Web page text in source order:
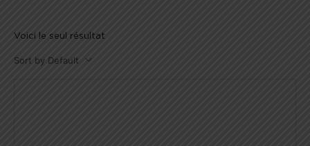
Voici le seul résultat
Sort by Default